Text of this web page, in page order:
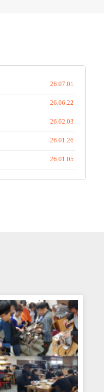
26.07.01
26.06.22
26.02.03
26.01.26
26.01.05